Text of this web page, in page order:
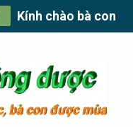
Kính chào bà con